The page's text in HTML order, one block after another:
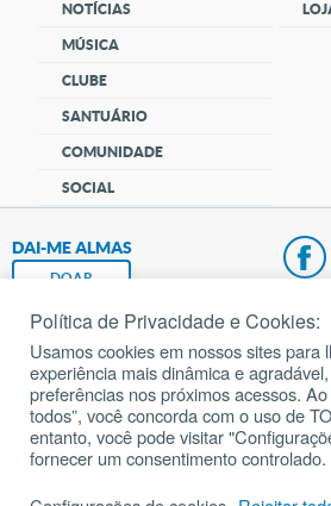
NOTÍCIAS
MÚSICA
CLUBE
SANTUÁRIO
COMUNIDADE
SOCIAL
DAI-ME ALMAS
DOAR
Fundação João Paulo II
Pedido de Oração
Mapa do site
Política de Privacidade e Cookies:
Usamos cookies em nossos sites para
experiência mais dinâmica e
preferências nos próximos acessos.
todos”, você concorda com o uso de
entanto, você pode visitar
fornecer um consentimento controlado.